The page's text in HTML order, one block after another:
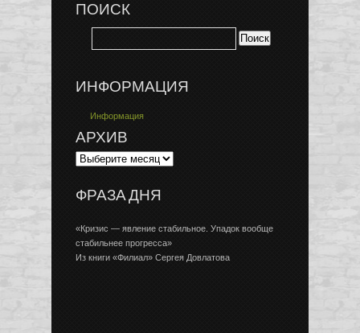
ПОИСК
ИНФОРМАЦИЯ
Информация
АРХИВ
ФРАЗА ДНЯ
«Кризис — явление стабильное. Упадок вообще
стабильнее прогресса»
Из книги «Филиал» Сергея Довлатова